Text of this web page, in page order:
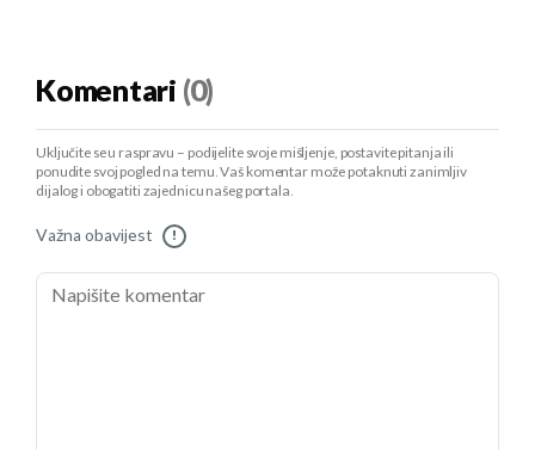
Komentari (0)
Uključite se u raspravu – podijelite svoje mišljenje, postavite pitanja ili
ponudite svoj pogled na temu. Vaš komentar može potaknuti zanimljiv
dijalog i obogatiti zajednicu našeg portala.
Važna obavijest !